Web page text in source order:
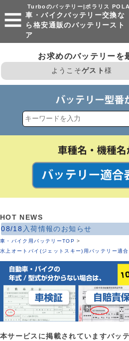
Turboのバッテリー|ポラリス
車・バイクバッテリー交換な
ら格安通販のバッテリースト
ア
お求めのバッテリーを
ようこそゲスト様
HOT NEWS
08/18 入荷情報のお知らせ
車・バイク用バッテリーTOP >
水上オートバイ(ジェットスキー)用バッテリー適
本サービスに掲載されていますバッ